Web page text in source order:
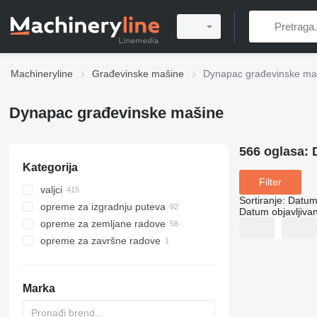
Machineryline Građevinske mašine Dynapac građevinske
Dynapac građevinske mašine
Kategorija
valjci
kompaktori s jednim valjkom
valjci za asfalt
mali valjci
vučeni valjci
opreme za izgradnju puteva
asfaltni finišeri
asfaltni finišeri gusjeničari
glodalice za asfalt
prskalice bitu-emulzije
asfalteri
opreme za zemljane radove
kompaktori
opreme za završne radove
Marka
566 oglasa:
Filter
Sortiranje:
Datum